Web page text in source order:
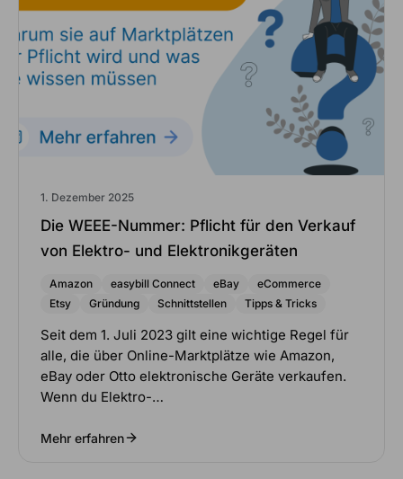
1. Dezember 2025
Die WEEE-Nummer: Pflicht für den Verkauf
von Elektro- und Elektronikgeräten
Amazon easybill Connect eBay
eCommerce
Etsy
Gründung Schnittstellen Tipps & Tricks
Seit dem 1. Juli 2023 gilt eine wichtige Regel für
alle, die über Online-Marktplätze wie Amazon,
eBay oder Otto elektronische Geräte verkaufen.
Wenn du Elektro-…
Mehr erfahren